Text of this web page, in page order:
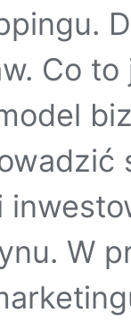
Co
W